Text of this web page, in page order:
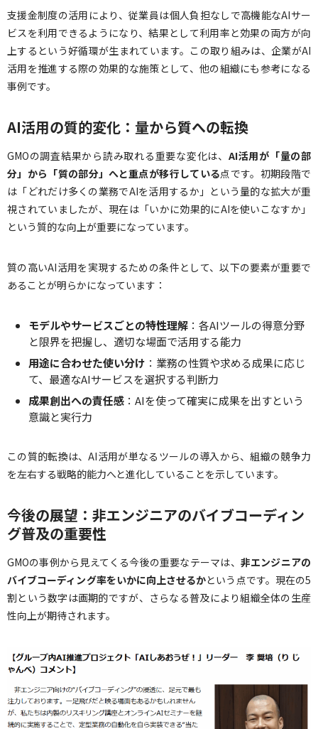
支援金制度の活用により、従業員は個人負担なしで高機能なAIサー
ビスを利用できるようになり、結果として利用率と効果の両方が向
上するという好循環が生まれています。この取り組みは、企業がAI
活用を推進する際の効果的な施策として、他の組織にも参考になる
事例です。
AI活用の質的変化：量から質への転換
GMOの調査結果から読み取れる重要な変化は、 AI活用が「量の部
分」から「質の部分」へと重点が移行している点です。初期段階で
は「どれだけ多くの業務でAIを活用するか」という量的な拡大が重
視されていましたが、現在は「いかに効果的にAIを使いこなすか」
という質的な向上が重要になっています。
質の高いAI活用を実現するための条件として、以下の要素が重要で
あることが明らかになっています：
モデルやサービスごとの特性理解 ：各AIツールの得意分野
と限界を把握し、適切な場面で活用する能力
用途に合わせた使い分け ：業務の性質や求める成果に応じ
て、最適なAIサービスを選択する判断力
成果創出への責任感 ：AIを使って確実に成果を出すという
意識と実行力
この質的転換は、AI活用が単なるツールの導入から、組織の競争力
を左右する戦略的能力へと進化していることを示しています。
今後の展望：非エンジニアのバイブコーディン
グ普及の重要性
GMOの事例から見えてくる今後の重要なテーマは、 非エンジニアの
バイブコーディング率をいかに向上させるかという点です。現在の5
割という数字は画期的ですが、さらなる普及により組織全体の生産
性向上が期待されます。